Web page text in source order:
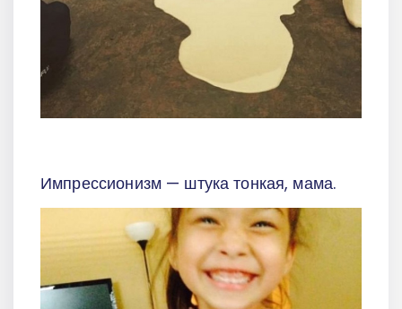
Импрессионизм — штука тонкая, мама.